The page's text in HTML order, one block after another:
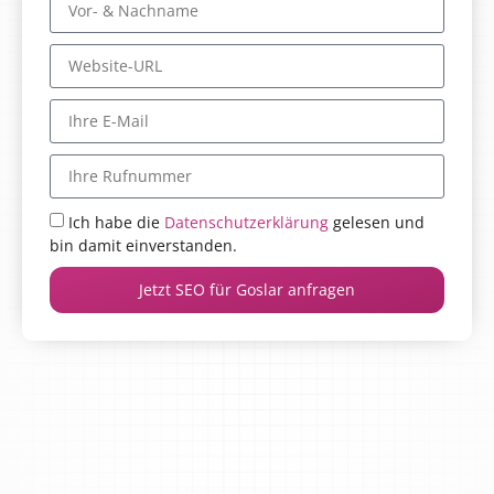
Ich habe die Datenschutzerklärung gelesen und
bin damit einverstanden.
Jetzt SEO für Goslar anfragen